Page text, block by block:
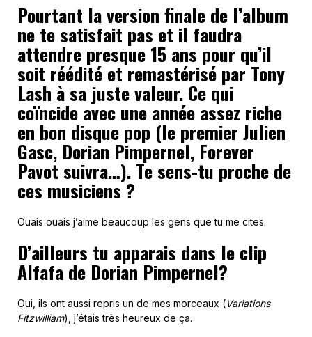
Pourtant la version finale de l’album
ne te satisfait pas et il faudra
attendre presque 15 ans pour qu’il
soit réédité et remastérisé par Tony
Lash à sa juste valeur. Ce qui
coïncide avec une année assez riche
en bon disque pop (le premier Julien
Gasc, Dorian Pimpernel, Forever
Pavot suivra…). Te sens-tu proche de
ces musiciens ?
Ouais ouais j’aime beaucoup les gens que tu me cites.
D’ailleurs tu apparais dans le clip
Alfafa de Dorian Pimpernel?
Oui, ils ont aussi repris un de mes morceaux (Variations
Fitzwilliam), j’étais très heureux de ça.